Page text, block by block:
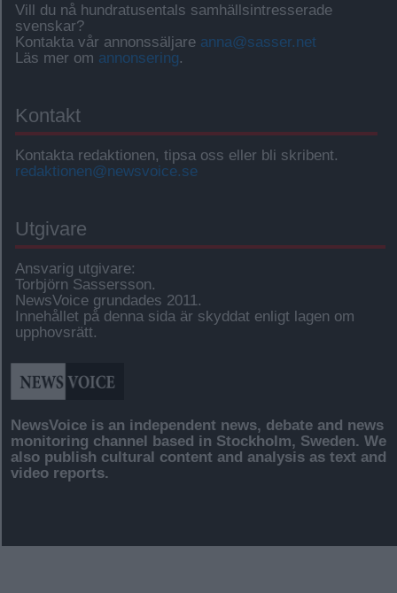
Vill du nå hundratusentals samhällsintresserade
svenskar?
Kontakta vår annonssäljare anna@sasser.net
Läs mer om annonsering.
Kontakt
Kontakta redaktionen, tipsa oss eller bli skribent.
redaktionen@newsvoice.se
Utgivare
Ansvarig utgivare:
Torbjörn Sassersson.
NewsVoice grundades 2011.
Innehållet på denna sida är skyddat enligt lagen om
upphovsrätt.
NewsVoice is an independent news, debate and news
monitoring channel based in Stockholm, Sweden. We
also publish cultural content and analysis as text and
video reports.